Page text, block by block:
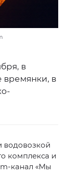
в
времянки, в
водовозкой
комплекса и
канал «Мы